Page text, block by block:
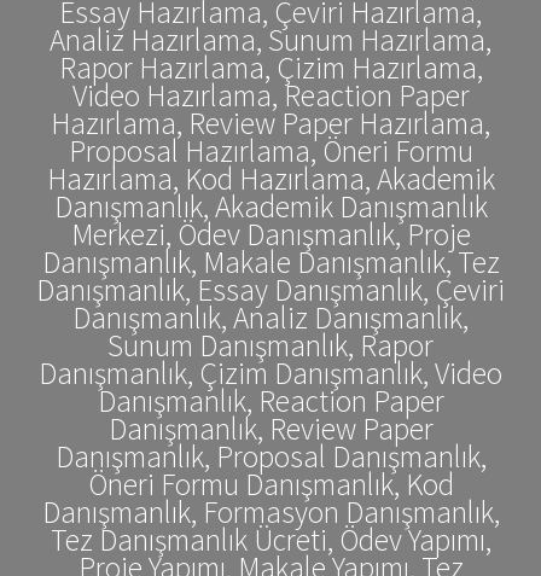
Essay Hazırlama, Çeviri Hazırlama,
Analiz Hazırlama, Sunum Hazırlama,
Rapor Hazırlama, Çizim Hazırlama,
Video Hazırlama, Reaction Paper
Hazırlama, Review Paper Hazırlama,
Proposal Hazırlama, Öneri Formu
Hazırlama, Kod Hazırlama, Akademik
Danışmanlık, Akademik Danışmanlık
Merkezi, Ödev Danışmanlık, Proje
Danışmanlık, Makale Danışmanlık, Tez
Danışmanlık, Essay Danışmanlık, Çeviri
Danışmanlık, Analiz Danışmanlık,
Sunum Danışmanlık, Rapor
Danışmanlık, Çizim Danışmanlık, Video
Danışmanlık, Reaction Paper
Danışmanlık, Review Paper
Danışmanlık, Proposal Danışmanlık,
Öneri Formu Danışmanlık, Kod
Danışmanlık, Formasyon Danışmanlık,
Tez Danışmanlık Ücreti, Ödev Yapımı,
Proje Yapımı, Makale Yapımı, Tez